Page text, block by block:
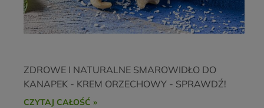
ZDROWE I NATURALNE SMAROWIDŁO DO
KANAPEK - KREM ORZECHOWY - SPRAWDŹ!
CZYTAJ CAŁOŚĆ »